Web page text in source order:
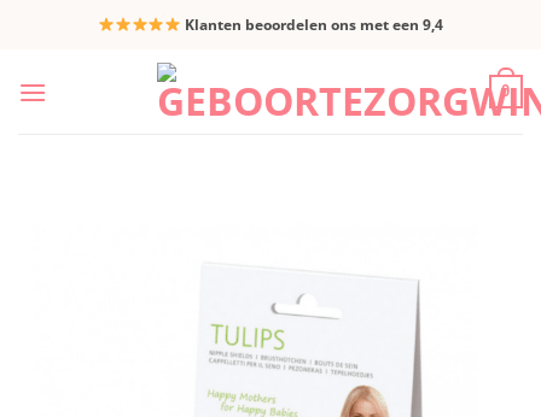
Klanten beoordelen ons met een 9,4
0